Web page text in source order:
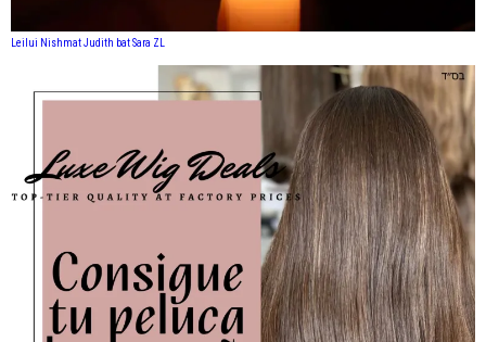
Leilui Nishmat Judith bat Sara ZL